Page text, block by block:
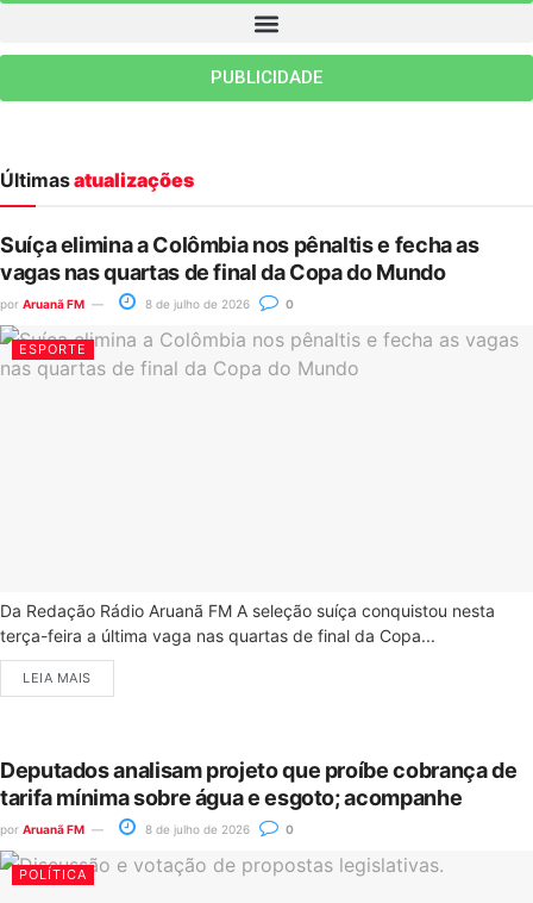
PUBLICIDADE
Últimasatualizações
Suíça elimina a Colômbia nos pênaltis e fecha as
vagas nas quartas de final da Copa do Mundo
por Aruanã FM 8 de julho de 2026 0
ESPORTE
Da Redação Rádio Aruanã FM A seleção suíça conquistou nesta
terça-feira a última vaga nas quartas de final da Copa...
LEIA MAIS
Deputados analisam projeto que proíbe cobrança de
tarifa mínima sobre água e esgoto; acompanhe
por Aruanã FM 8 de julho de 2026 0
POLÍTICA